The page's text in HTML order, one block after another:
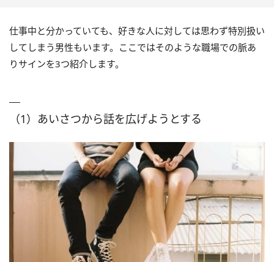
仕事中と分かっていても、好きな人に対しては思わず特別扱い
してしまう男性もいます。ここではそのような職場での脈あ
りサインを3つ紹介します。
（1）あいさつから話を広げようとする